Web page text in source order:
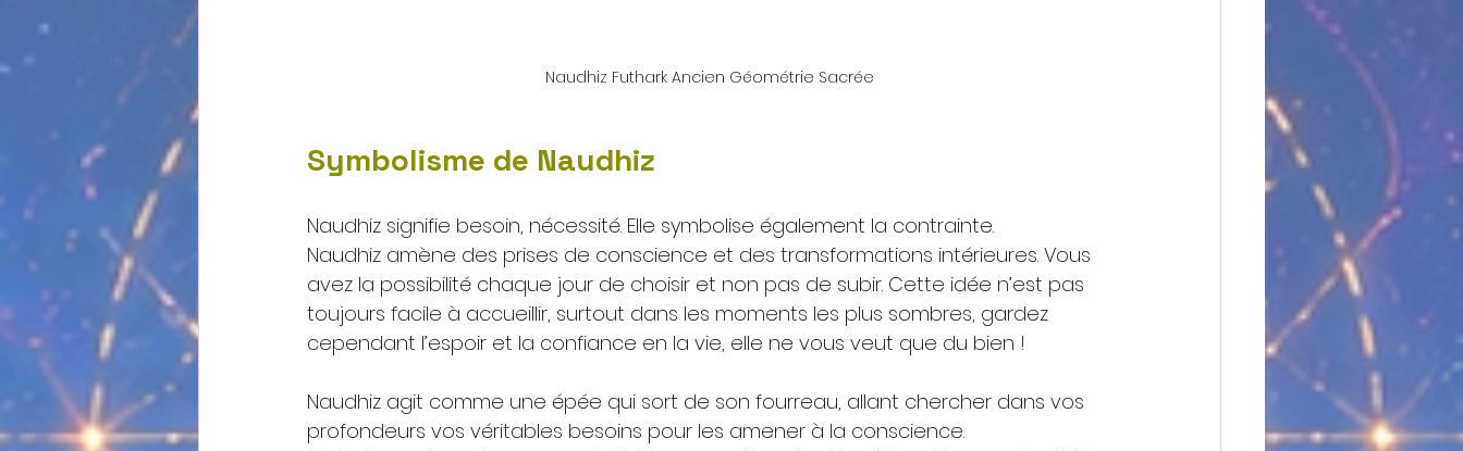
Naudhiz Futhark Ancien Géométrie Sacrée
Symbolisme de Naudhiz
Naudhiz signifie besoin, nécessité. Elle symbolise également la contrainte.
Naudhiz amène des prises de conscience et des transformations intérieures. Vous
avez la possibilité chaque jour de choisir et non pas de subir. Cette idée n’est pas
toujours facile à accueillir, surtout dans les moments les plus sombres, gardez
cependant l’espoir et la confiance en la vie, elle ne vous veut que du bien !
Naudhiz agit comme une épée qui sort de son fourreau, allant chercher dans vos
profondeurs vos véritables besoins pour les amener à la conscience.